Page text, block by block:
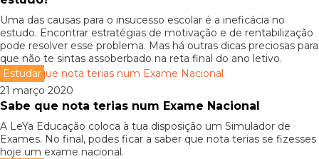
Uma das causas para o insucesso escolar é a ineficácia no
estudo. Encontrar estratégias de motivação e de rentabilização
pode resolver esse problema. Mas há outras dicas preciosas para
que não te sintas assoberbado na reta final do ano letivo.
Estudar
21 março 2020
Sabe que nota terias num Exame Nacional
A LeYa Educação coloca à tua disposição um Simulador de
Exames. No final, podes ficar a saber que nota terias se fizesses
hoje um exame nacional.